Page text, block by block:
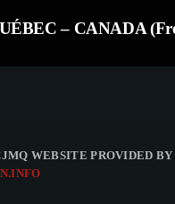
– CANADA
WEBSITE PROVIDED BY